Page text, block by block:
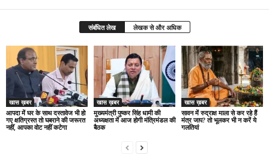
संबंधित लेख लेखक से और अधिक
खास ख़बर
आपदा में घर के साथ दस्तावेज भी हो
गए क्षतिग्रस्त तो घबराने की जरूरत
नहीं, आपका वोट नहीं कटेगा
खास ख़बर
मुख्यमंत्री पुष्कर सिंह धामी की
अध्यक्षता में आज होगी मंत्रिमंडल की
बैठक
खास ख़बर
सावन में रुद्राक्ष माला से कर रहे हैं
मंत्र जाप? तो भूलकर भी न करें ये
गलतियां